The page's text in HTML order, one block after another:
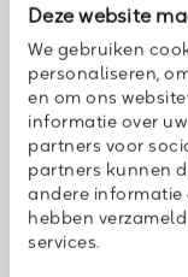
Deze website
We gebruiken
personaliseren,
en om ons
informatie over
partners voor
partners kunnen
andere informatie
hebben
services.
creëren we
Kuipers. “Zo laten
Zoals gezegd
goed gezelschap
Museum,
✨
#Toekomst